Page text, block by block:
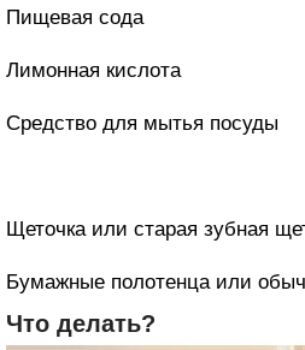
Пищевая сода
Лимонная кислота
Средство для мытья посуды
Щеточка или старая зубная
Бумажные полотенца или
Что делать?